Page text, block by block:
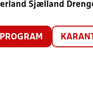
Sjælland